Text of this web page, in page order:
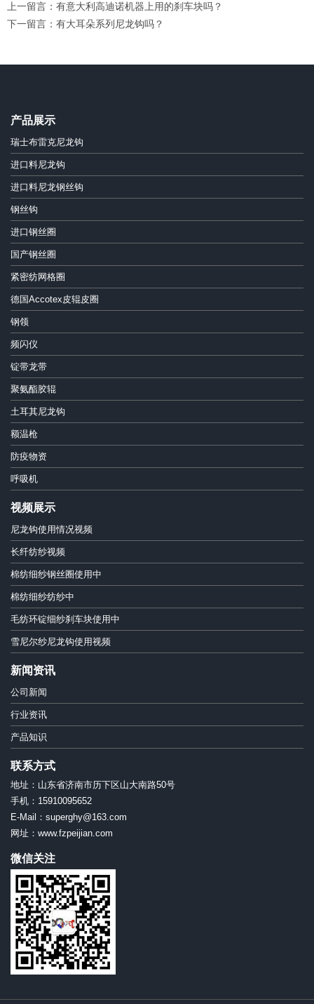
上一留言：有意大利高迪诺机器上用的刹车块吗？
下一留言：有大耳朵系列尼龙钩吗？
产品展示
瑞士布雷克尼龙钩
进口料尼龙钩
进口料尼龙钢丝钩
钢丝钩
进口钢丝圈
国产钢丝圈
紧密纺网格圈
德国Accotex皮辊皮圈
钢领
频闪仪
锭带龙带
聚氨酯胶辊
土耳其尼龙钩
额温枪
防疫物资
呼吸机
视频展示
尼龙钩使用情况视频
长纤纺纱视频
棉纺细纱钢丝圈使用中
棉纺细纱纺纱中
毛纺环锭细纱刹车块使用中
雪尼尔纱尼龙钩使用视频
新闻资讯
公司新闻
行业资讯
产品知识
联系方式
地址：山东省济南市历下区山大南路50号
手机：15910095652
E-Mail：superghy@163.com
网址：www.fzpeijian.com
微信关注